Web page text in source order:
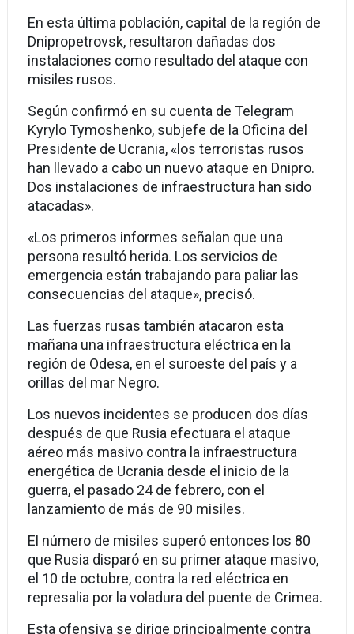
En esta última población, capital de la región de
Dnipropetrovsk, resultaron dañadas dos
instalaciones como resultado del ataque con
misiles rusos.
Según confirmó en su cuenta de Telegram
Kyrylo Tymoshenko, subjefe de la Oficina del
Presidente de Ucrania, «los terroristas rusos
han llevado a cabo un nuevo ataque en Dnipro.
Dos instalaciones de infraestructura han sido
atacadas».
«Los primeros informes señalan que una
persona resultó herida. Los servicios de
emergencia están trabajando para paliar las
consecuencias del ataque», precisó.
Las fuerzas rusas también atacaron esta
mañana una infraestructura eléctrica en la
región de Odesa, en el suroeste del país y a
orillas del mar Negro.
Los nuevos incidentes se producen dos días
después de que Rusia efectuara el ataque
aéreo más masivo contra la infraestructura
energética de Ucrania desde el inicio de la
guerra, el pasado 24 de febrero, con el
lanzamiento de más de 90 misiles.
El número de misiles superó entonces los 80
que Rusia disparó en su primer ataque masivo,
el 10 de octubre, contra la red eléctrica en
represalia por la voladura del puente de Crimea.
Esta ofensiva se dirige principalmente contra